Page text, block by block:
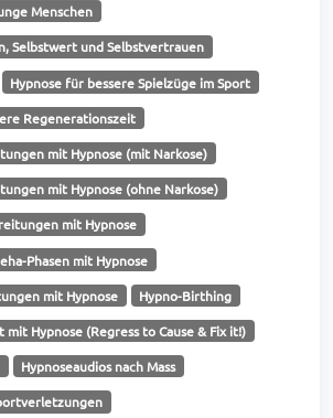
Menschen
Selbstwert und Selbstvertrauen
Hypnose für bessere Spielzüge im Sport
Regenerationszeit
mit Hypnose (mit Narkose)
mit Hypnose (ohne Narkose)
mit Hypnose
Phasen mit Hypnose
mit Hypnose Hypno-Birthing
mit Hypnose (Regress to Cause & Fix it!)
Hypnoseaudios nach Mass